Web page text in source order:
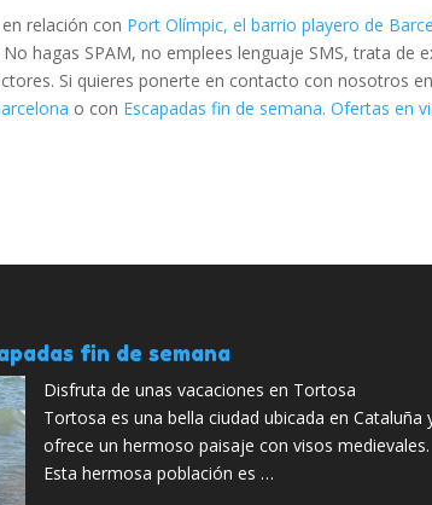
relación con Port Olímpic, el barrio playero de
hagas SPAM, no emplees lenguaje SMS, trata de
Si quieres ponerte en contacto con nosotros
o con Escapadas fin de semana. Ofertas en
fin de semana
Disfruta de unas vacaciones en Tortosa
Tortosa es una bella ciudad ubicada en Cataluña
ofrece un hermoso paisaje con visos medievales.
Esta hermosa población es …